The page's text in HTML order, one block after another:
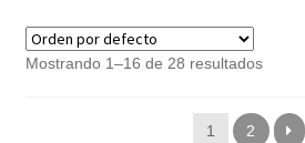
Mostrando 1–16 de 28 resultados
1 2